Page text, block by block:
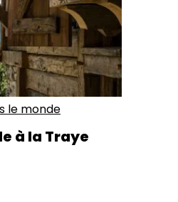
le monde
à la Traye